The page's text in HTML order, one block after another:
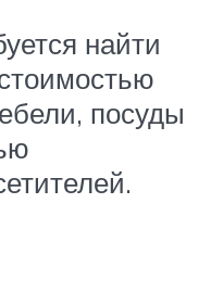
найти
посуды